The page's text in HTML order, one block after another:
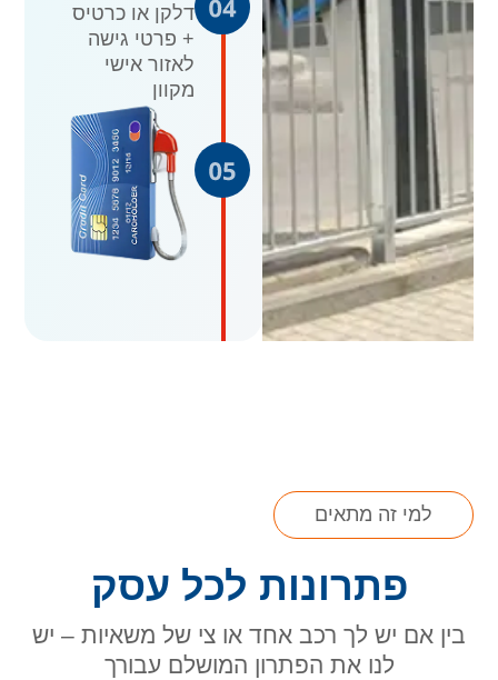
דלקן או כרטיס
+ פרטי גישה
לאזור אישי
מקוון
למי זה מתאים
פתרונות לכל עסק
בין אם יש לך רכב אחד או צי של משאיות – יש
לנו את הפתרון המושלם עבורך